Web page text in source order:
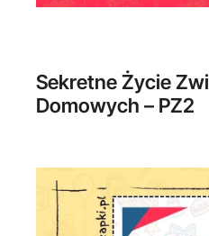
Sekretne Życie
Domowych – PZ2